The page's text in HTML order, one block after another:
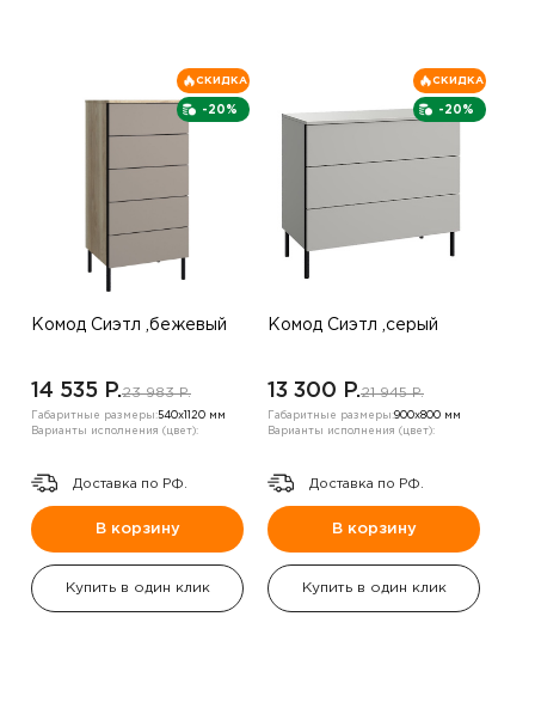
-20%
СКИДКА
Комод Сиэтл ,бежевый
14 535 P.23 983 P.
Габаритные размеры:540х1120 мм
Варианты исполнения (цвет):
Доставка по РФ.
В корзину
Купить в один клик
-20%
СКИДКА
Комод Сиэтл ,серый
13 300 P.21 945 P.
Габаритные размеры:900х800 мм
Варианты исполнения (цвет):
Доставка по РФ.
В корзину
Купить в один клик